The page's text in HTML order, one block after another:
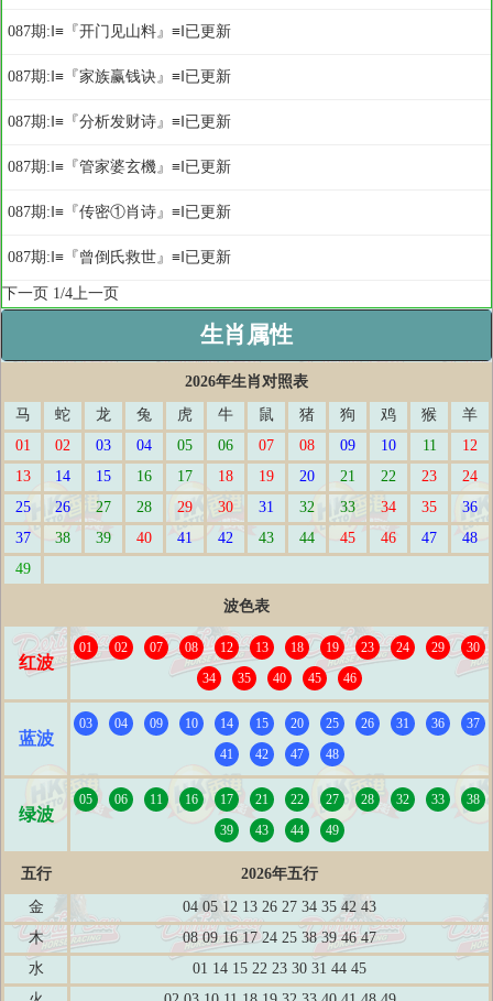
087期:‖≡『开门见山料』≡‖已更新
087期:‖≡『家族赢钱诀』≡‖已更新
087期:‖≡『分析发财诗』≡‖已更新
087期:‖≡『管家婆玄機』≡‖已更新
087期:‖≡『传密①肖诗』≡‖已更新
087期:‖≡『曾倒氏救世』≡‖已更新
下一页 1/4上一页
生肖属性
2026年生肖对照表
马
蛇 龙 兔 虎 牛 鼠 猪 狗 鸡 猴
羊
01
02 03 04 05 06 07 08 09 10 11
12
13
14 15 16 17 18 19 20 21 22 23
24
25
26 27 28 29 30 31 32 33 34 35
36
37
38 39 40 41 42 43 44 45 46 47
48
49
波色表
红波
01 02 07 08 12 13 18 19 23 24 29
30
34
35 40 45 46
蓝波
03 04 09 10 14 15 20 25 26 31 36
37
41
42 47 48
绿波
05 06 11 16 17 21 22 27 28 32 33
38
39
43 44 49
五行
2026年五行
金
04 05 12 13 26 27 34 35 42 43
木
08 09 16 17 24 25 38 39 46 47
水
01 14 15 22 23 30 31 44 45